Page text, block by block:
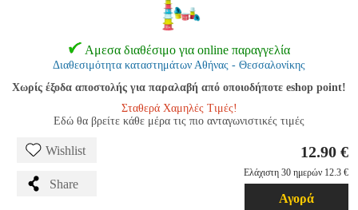
Αμεσα διαθέσιμο για online παραγγελία
Διαθεσιμότητα καταστημάτων Αθήνας - Θεσσαλονίκης
Χωρίς έξοδα αποστολής για παραλαβή από οποιοδήποτε eshop point!
Σταθερά Χαμηλές Τιμές!
Εδώ θα βρείτε κάθε μέρα τις πιο ανταγωνιστικές τιμές
Wishlist
Share
12.90 €
Ελάχιστη 30 ημερών 12.3 €
Αγορά